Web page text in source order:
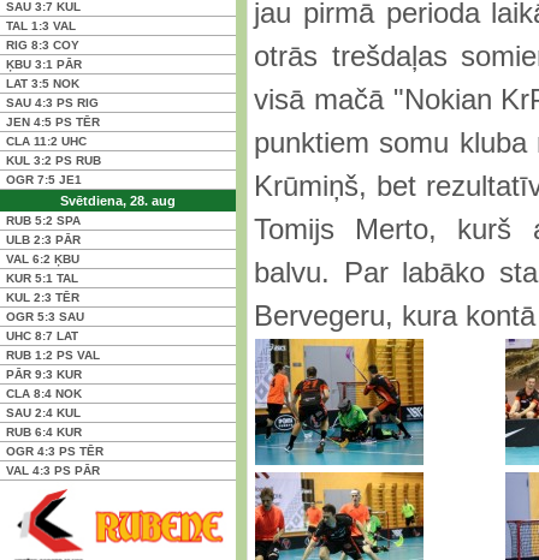
SAU 3:7 KUL
TAL 1:3 VAL
RIG 8:3 COY
ĶBU 3:1 PĀR
LAT 3:5 NOK
SAU 4:3 PS RIG
JEN 4:5 PS TĒR
CLA 11:2 UHC
KUL 3:2 PS RUB
OGR 7:5 JE1
Svētdiena, 28. aug
RUB 5:2 SPA
ULB 2:3 PĀR
VAL 6:2 ĶBU
KUR 5:1 TAL
KUL 2:3 TĒR
OGR 5:3 SAU
UHC 8:7 LAT
RUB 1:2 PS VAL
PĀR 9:3 KUR
CLA 8:4 NOK
SAU 2:4 KUL
RUB 6:4 KUR
OGR 4:3 PS TĒR
VAL 4:3 PS PĀR
jau pirmā perioda
otrās trešdaļas
visā mačā "Nokian
punktiem somu
Krūmiņš, bet
Tomijs Merto, kurš
balvu. Par labāko
Bervegeru, kura